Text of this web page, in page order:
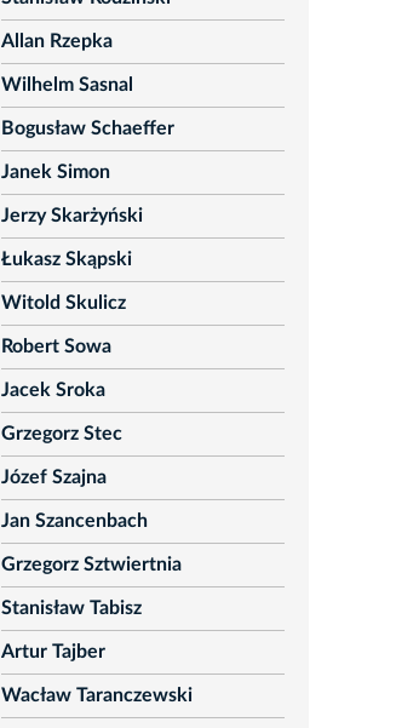
Allan Rzepka
Wilhelm Sasnal
Bogusław Schaeffer
Janek Simon
Jerzy Skarżyński
Łukasz Skąpski
Witold Skulicz
Robert Sowa
Jacek Sroka
Grzegorz Stec
Józef Szajna
Jan Szancenbach
Grzegorz Sztwiertnia
Stanisław Tabisz
Artur Tajber
Wacław Taranczewski